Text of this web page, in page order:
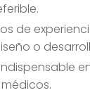
de
o